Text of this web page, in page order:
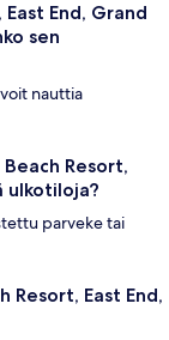
End, Grand
sen
nauttia
Resort,
ulkotiloja?
parveke tai
Resort, East End,